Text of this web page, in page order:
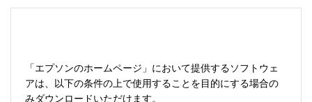
「エプソンのホームページ」において提供するソフトウェ
アは、以下の条件の上で使用することを目的にする場合の
みダウンロードいただけます。